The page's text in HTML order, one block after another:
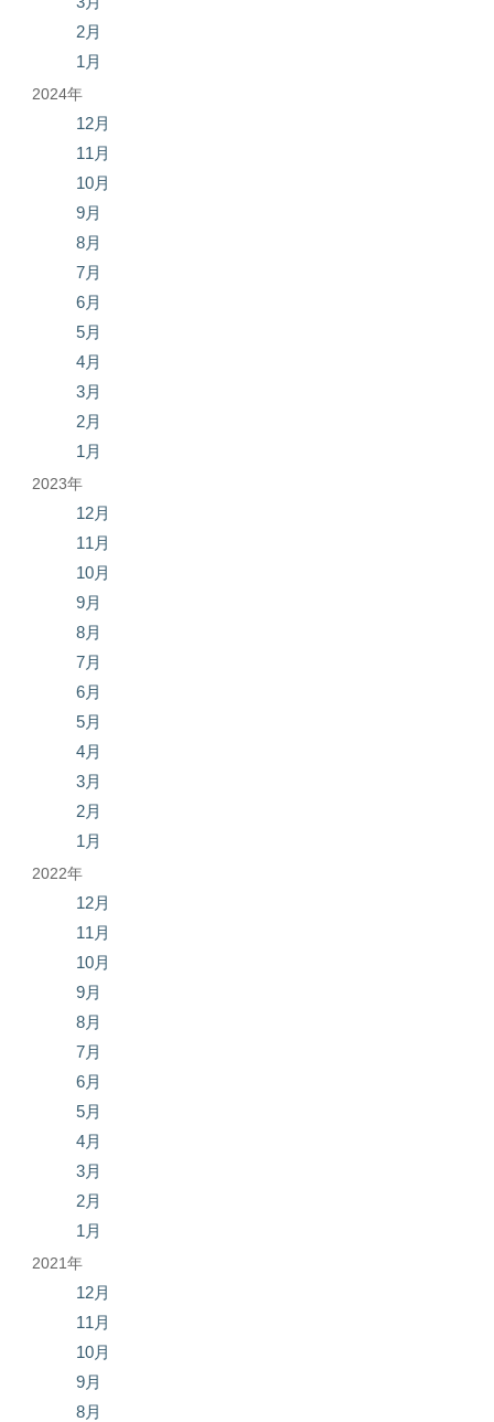
2月
1月
2024年
12月
11月
10月
9月
8月
7月
6月
5月
4月
3月
2月
1月
2023年
12月
11月
10月
9月
8月
7月
6月
5月
4月
3月
2月
1月
2022年
12月
11月
10月
9月
8月
7月
6月
5月
4月
3月
2月
1月
2021年
12月
11月
10月
9月
8月